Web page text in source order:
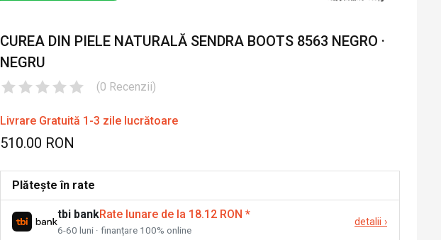
CUREA DIN PIELE NATURALĂ SENDRA BOOTS 8563 NEGRO ·
NEGRU
(0 Recenzii)
Livrare Gratuită 1-3 zile lucrătoare
510.00 RON
Plătește în rate
tbi bankRate lunare de la 18.12 RON *
6-60 luni · finanțare 100% online
detalii ›